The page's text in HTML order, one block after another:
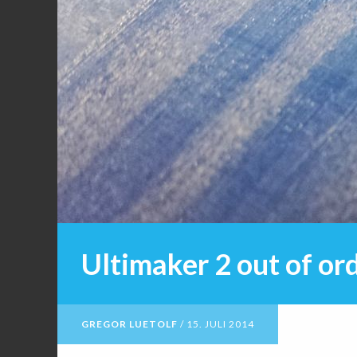
Ultimaker 2 out of
GREGOR LUETOLF / 15. JULI 2014